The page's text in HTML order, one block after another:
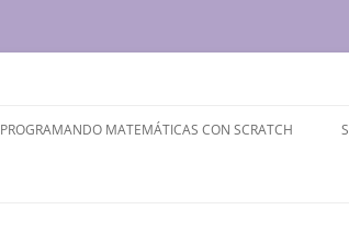
PROGRAMANDO MATEMÁTICAS CON SCRATCH